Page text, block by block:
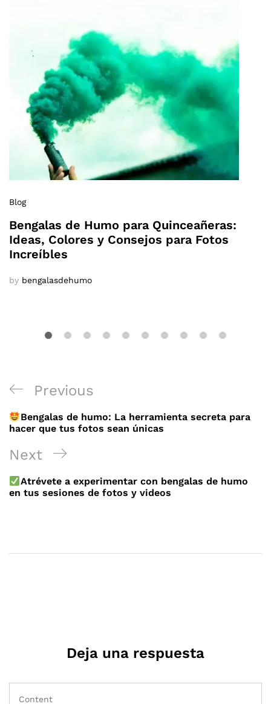
Blog
Bengalas de Humo para Quinceañeras:
Ideas, Colores y Consejos para Fotos
Increíbles
by bengalasdehumo
Navegación
de
entradas
Previous
Post
Previous
Bengalas de humo: La herramienta secreta para
hacer que tus fotos sean únicas
Next
Post
Next
Atrévete a experimentar con bengalas de humo
en tus sesiones de fotos y videos
Deja una respuesta